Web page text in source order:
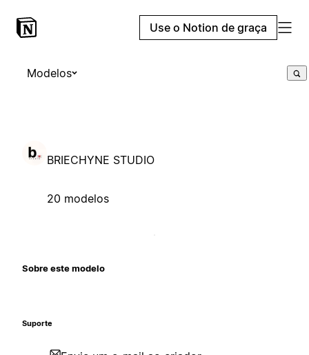
Use o Notion de graça
Modelos
BRIECHYNE STUDIO
20 modelos
Sobre este modelo
Suporte